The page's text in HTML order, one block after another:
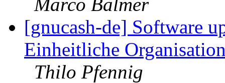
Marco Balmer
[gnucash-de] Software
Einheitliche
Thilo Pfennig